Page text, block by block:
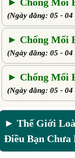
(Ngày đăng: 05 - 04
► Chống Mối
(Ngày đăng: 05 - 04
► Chống Mối
(Ngày đăng: 05 - 04
► Thế Giới
Điều Bạn Chưa